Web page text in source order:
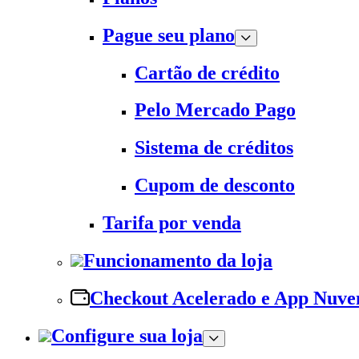
Pague seu plano
Cartão de crédito
Pelo Mercado Pago
Sistema de créditos
Cupom de desconto
Tarifa por venda
Funcionamento da loja
Checkout Acelerado e App
Configure sua loja